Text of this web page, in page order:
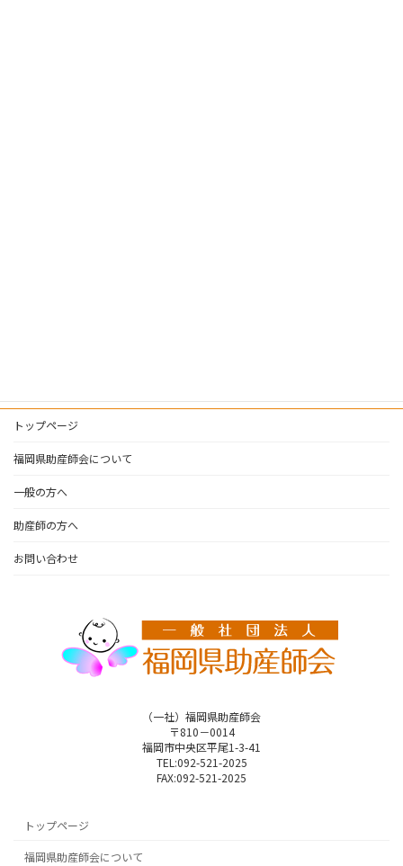
トップページ
福岡県助産師会について
一般の方へ
助産師の方へ
お問い合わせ
（一社）福岡県助産師会
〒810－0014
福岡市中央区平尾1-3-41
TEL:092-521-2025
FAX:092-521-2025
トップページ
福岡県助産師会について